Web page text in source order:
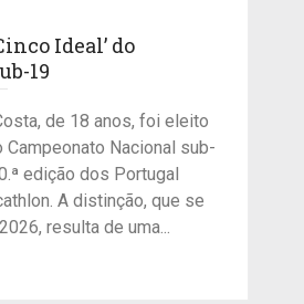
Ideal’ do
19
de 18 anos, foi eleito
Campeonato Nacional sub-
edição dos Portugal
A distinção, que se
resulta de uma...